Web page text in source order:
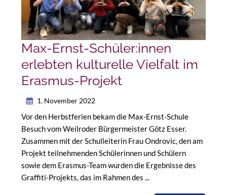
Max-Ernst-Schüler:innen
erlebten kulturelle Vielfalt im
Erasmus-Projekt
1. November 2022
Vor den Herbstferien bekam die Max-Ernst-Schule
Besuch vom Weilroder Bürgermeister Götz Esser.
Zusammen mit der Schulleiterin Frau Ondrovic, den am
Projekt teilnehmenden Schülerinnen und Schülern
sowie dem Erasmus-Team wurden die Ergebnisse des
Graffiti-Projekts, das im Rahmen des ...